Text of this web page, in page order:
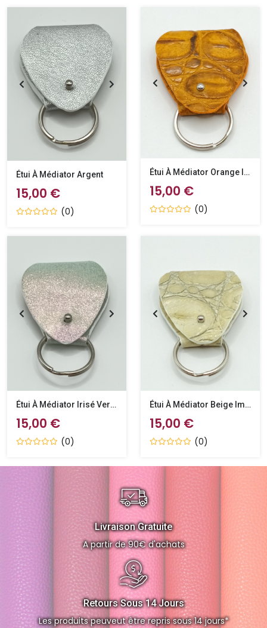
Étui À Médiator Argent
15,00 €
(0)
Étui À Médiator Orange Imitation Crocodile
15,00 €
(0)
Étui À Médiator Irisé Vert D’eau
15,00 €
(0)
Étui À Médiator Beige Imitation Crocodile
15,00 €
(0)
Livraison Gratuite
A partir de 90€ d'achats
Retours Sous 14 Jours
Les produits peuveut être repris sous 14 jours*